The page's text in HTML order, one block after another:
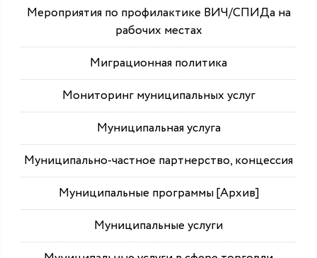
Мероприятия по профилактике ВИЧ/СПИДа на
рабочих местах
Миграционная политика
Мониторинг муниципальных услуг
Муниципальная услуга
Муниципально-частное партнерство, концессия
Муниципальные программы [Архив]
Муниципальные услуги